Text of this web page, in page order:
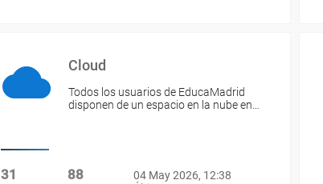
Cloud
Todos los usuarios de EducaMadrid
disponen de un espacio en la nube en…
31 88
04 May 2026, 12:38